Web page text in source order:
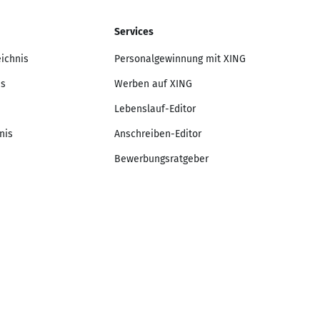
Services
Personalgewinnung mit XING
Werben auf XING
Lebenslauf-Editor
Anschreiben-Editor
Bewerbungsratgeber